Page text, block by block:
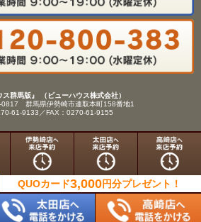
ス群馬版』 （ビューハウス株式会社）
0817 群馬県伊勢崎市連取本町158番地1
61-9133／FAX：0270-61-9155
House(R)Inc.All Rights Reserved.
QUOカード3,000円分プレゼント！